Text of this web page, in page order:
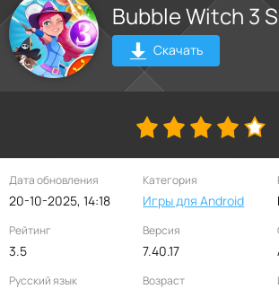
Bubble Witch 3
Скачать
Дата обновления
20-10-2025, 14:18
Категория
Игры для Android
Рейтинг
3.5
Версия
7.40.17
Русский язык Возраст